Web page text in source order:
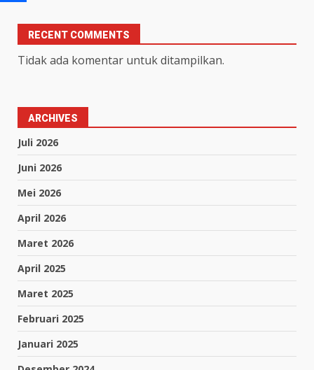
RECENT COMMENTS
Tidak ada komentar untuk ditampilkan.
ARCHIVES
Juli 2026
Juni 2026
Mei 2026
April 2026
Maret 2026
April 2025
Maret 2025
Februari 2025
Januari 2025